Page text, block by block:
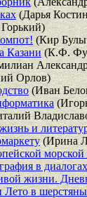
(Дарья
(Кир
Казани(К.Ф.
Орлов)
(Иван
и
(Ирина
в диалогах
жизни.
в